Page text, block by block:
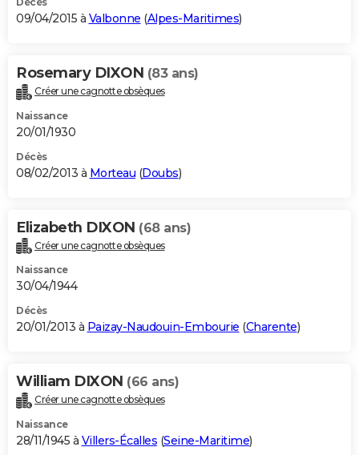
09/04/2015 à Valbonne (Alpes-Maritimes)
Rosemary DIXON (83 ans)
Créer une cagnotte obsèques
Naissance
20/01/1930
Décès
08/02/2013 à Morteau (Doubs)
Elizabeth DIXON (68 ans)
Créer une cagnotte obsèques
Naissance
30/04/1944
Décès
20/01/2013 à Paizay-Naudouin-Embourie (Charente)
William DIXON (66 ans)
Créer une cagnotte obsèques
Naissance
28/11/1945 à Villers-Écalles (Seine-Maritime)